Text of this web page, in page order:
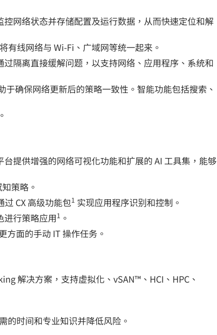
网络状态并存储配置及运行数据，从而快速定位和解
线网络与 Wi-Fi、广域网等统一起来。
隔离直接缓解问题，以支持网络、应用程序、系统和
确保网络更新后的策略一致性。智能功能包括搜索、
提供增强的网络可视化功能和扩展的 AI 工具集，能够
策略。
CX 高级功能包1 实现应用程序识别和控制。
进行策略应用1 。
方面的手动 IT 操作任务。
解决方案，支持虚拟化、vSAN™、HCI、HPC、
的时间和专业知识并降低风险。